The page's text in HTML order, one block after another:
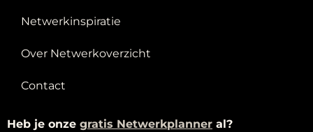
Netwerkinspiratie
Over Netwerkoverzicht
Contact
Heb je onze gratis Netwerkplanner al?